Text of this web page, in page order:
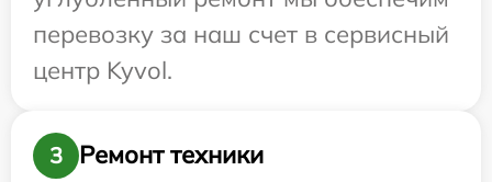
перевозку за наш счет в сервисный
центр Kyvol.
3
Ремонт техники